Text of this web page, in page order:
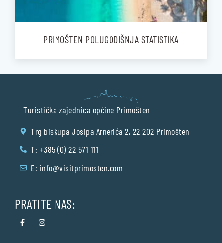
PRIMOŠTEN POLUGODIŠNJA STATISTIKA
Turistička zajednica općine Primošten
Trg biskupa Josipa Arnerića 2, 22 202 Primošten
T: +385 (0) 22 571 111
E: info@visitprimosten.com
PRATITE NAS: